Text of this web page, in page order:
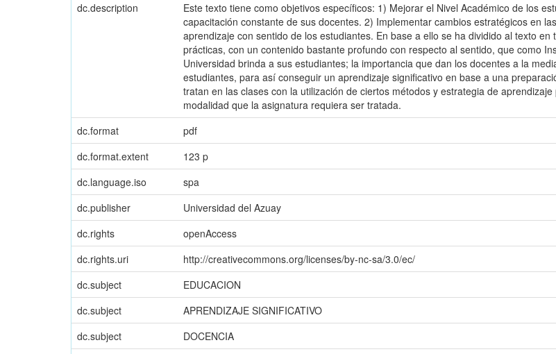
dc.description
Este texto tiene como objetivos específicos: 1) Mejorar el Nivel Académico de los
capacitación constante de sus docentes. 2) Implementar cambios estratégicos en
aprendizaje con sentido de los estudiantes. En base a ello se ha dividido al texto
prácticas, con un contenido bastante profundo con respecto al sentido, que como
Universidad brinda a sus estudiantes; la importancia que dan los docentes a la
estudiantes, para así conseguir un aprendizaje significativo en base a una
tratan en las clases con la utilización de ciertos métodos y estrategia de
modalidad que la asignatura requiera ser tratada.
dc.format pdf
dc.format.extent
123 p
dc.language.iso
spa
dc.publisher
Universidad del Azuay
dc.rights
openAccess
dc.rights.uri
http://creativecommons.org/licenses/by-nc-sa/3.0/ec/
dc.subject
EDUCACION
dc.subject
APRENDIZAJE SIGNIFICATIVO
dc.subject
DOCENCIA